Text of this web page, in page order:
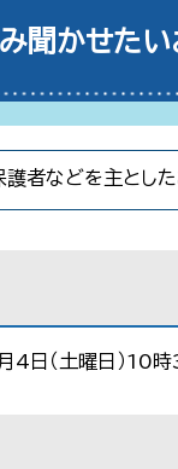
聞かせたい
者などを主とした
日（土曜日）10